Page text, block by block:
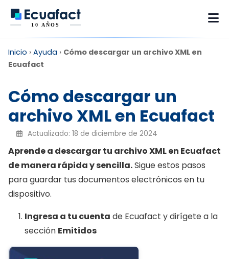
Inicio › Ayuda › Cómo descargar un archivo XML en
Ecuafact
Cómo descargar un
archivo XML en Ecuafact
Actualizado: 18 de diciembre de 2024
Aprende a descargar tu archivo XML en Ecuafact
de manera rápida y sencilla.Sigue estos pasos
para guardar tus documentos electrónicos en tu
dispositivo.
Ingresa a tu cuenta de Ecuafact y dirígete a la
sección Emitidos